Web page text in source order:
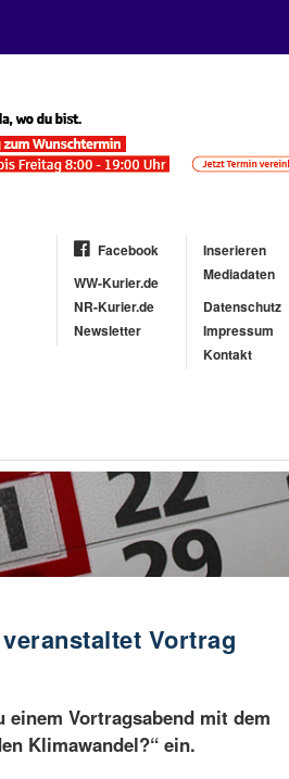
Facebook
WW-Kurier.de
NR-Kurier.de
Newsletter
Inserieren
Mediadaten
Datenschutz
Impressum
Kontakt
Vortrag
Vortragsabend mit dem
Klimawandel?“ ein.